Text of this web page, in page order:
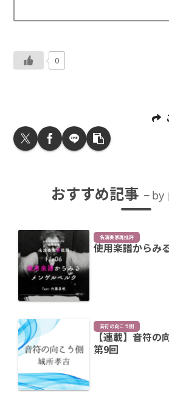
0
おすすめ記事 by
名演奏家再批評
使用楽譜からみ
音符の向こう側
【連載】音符の
第9回